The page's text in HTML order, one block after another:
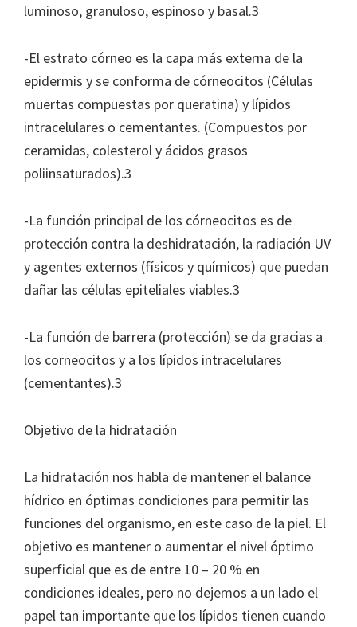
luminoso, granuloso, espinoso y basal.3
-El estrato córneo es la capa más externa de la
epidermis y se conforma de córneocitos (Células
muertas compuestas por queratina) y lípidos
intracelulares o cementantes. (Compuestos por
ceramidas, colesterol y ácidos grasos
poliinsaturados).3
-La función principal de los córneocitos es de
protección contra la deshidratación, la radiación UV
y agentes externos (físicos y químicos) que puedan
dañar las células epiteliales viables.3
-La función de barrera (protección) se da gracias a
los corneocitos y a los lípidos intracelulares
(cementantes).3
Objetivo de la hidratación
La hidratación nos habla de mantener el balance
hídrico en óptimas condiciones para permitir las
funciones del organismo, en este caso de la piel. El
objetivo es mantener o aumentar el nivel óptimo
superficial que es de entre 10 – 20 % en
condiciones ideales, pero no dejemos a un lado el
papel tan importante que los lípidos tienen cuando